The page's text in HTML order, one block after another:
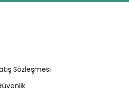
Sözleşmesi